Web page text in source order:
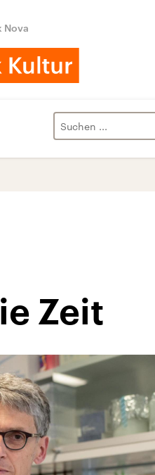
Nova
Zeit